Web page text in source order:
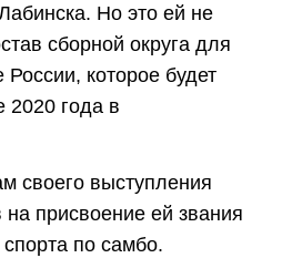
Но это ей не
сборной округа для
России, которое будет
2020 года в
своего выступления
присвоение ей звания
по самбо.